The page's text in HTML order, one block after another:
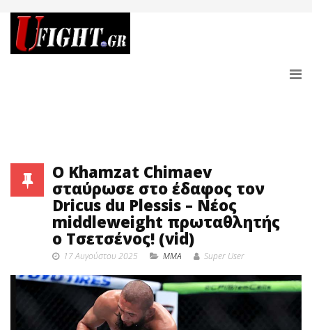
Ο Khamzat Chimaev
σταύρωσε στο έδαφος τον
Dricus du Plessis – Νέος
middleweight πρωταθλητής
ο Τσετσένος! (vid)
17 Αυγούστου 2025 MMA Super User